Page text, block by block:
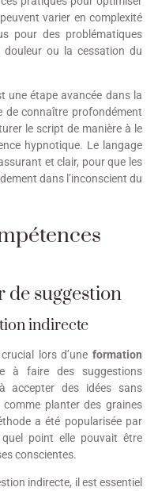
varier en complexité
pour des problématiques
douleur ou la cessation du
une étape avancée dans la
de connaître profondément
le script de manière à le
hypnotique. Le langage
et clair, pour que les
dans l’inconscient du
suggestion
indirecte
lors d’une formation
à faire des suggestions
accepter des idées sans
comme planter des graines
a été popularisée par
point elle pouvait être
conscientes.
indirecte, il est essentiel